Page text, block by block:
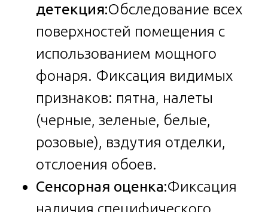
детекция:Обследование всех
поверхностей помещения с
использованием мощного
фонаря. Фиксация видимых
признаков: пятна, налеты
(черные, зеленые, белые,
розовые), вздутия отделки,
отслоения обоев.
Сенсорная оценка:Фиксация
наличия специфического